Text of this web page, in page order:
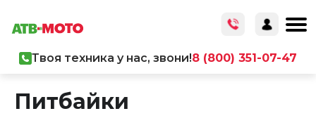
Твоя техника у нас, звони!8 (800) 351-07-47
Питбайки